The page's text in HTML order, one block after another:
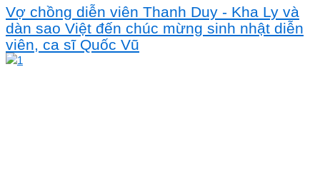
Vợ chồng diễn viên Thanh Duy - Kha Ly và
dàn sao Việt đến chúc mừng sinh nhật diễn
viên, ca sĩ Quốc Vũ